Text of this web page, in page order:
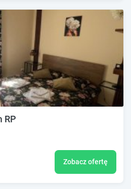
RP
Zobacz ofertę